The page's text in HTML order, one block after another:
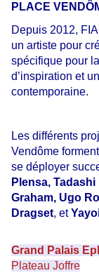
PLACE
Depuis 2012,
un artiste pour
spécifique pour
d’inspiration et
contemporaine.
Les différents
Vendôme
se déployer
Plensa,
Graham, Ugo
Dragset, et
Grand Palais
Plateau Joffre